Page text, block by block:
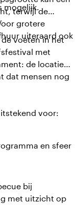
mogelijk.
terwijl de
grotere
uiteraard ook
voeten in het
met
de locatie
dat mensen nog
voor:
en sfeer
bij
met uitzicht op